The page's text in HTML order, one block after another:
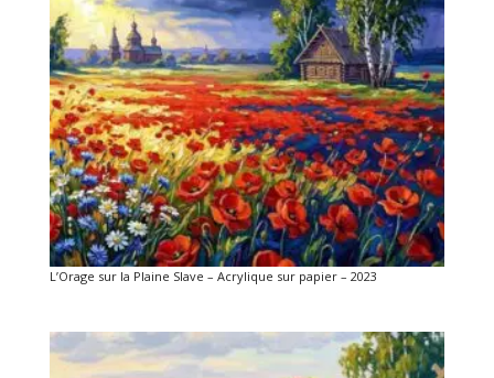
L’Orage sur la Plaine Slave – Acrylique sur papier – 2023